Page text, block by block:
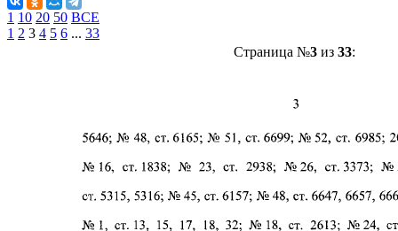
1 10 20 50 ВСЕ
1 2 3 4 5 6 ... 33
Страница №3из 33: